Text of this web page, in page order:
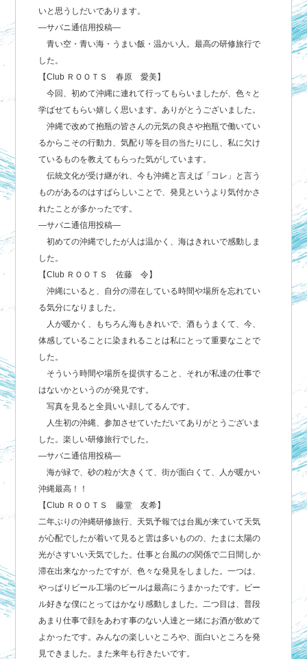
いと思うしだいであります。
―サバニ通信用投稿―
青い空・青い海・うまい飯・温かい人。最高の研修旅行で
した。
【Club ＲＯＯＴＳ 春原 愛美】
今回、初めて沖縄に連れて行ってもらいましたが、色々と
学ばせてもらい嬉しく思います。ありがとうございました。
沖縄で改めて抱瓶の皆さんの元気の良さや抱瓶で働いてい
るからこその行動力、気配り等を目の当たりにし、私に欠け
ているものを教えてもらった気がしています。
伝統文化が受け継がれ、今も沖縄と言えば「コレ」と言う
ものがあるのはすばらしいことで、発見というより気付かさ
れたことが多かったです。
―サバニ通信用投稿―
初めての沖縄でしたが人は温かく、海はきれいで感動しま
した。
【Club ＲＯＯＴＳ 佐藤 令】
沖縄にいると、自分の滞在している時間や場所を忘れてい
る気分になりました。
人が暖かく、もちろん海もきれいで、酒もうまくて、今、
体感していることに染まれることは私にとって重要なことで
した。
そういう時間や場所を提供すること、それが私達の仕事で
はないかというのが発見です。
写真を見ると全員いい顔してるんです。
人生初の沖縄、参加させていただいてありがとうございま
した。楽しい研修旅行でした。
―サバニ通信用投稿―
海が緑で、砂の粒が大きくて、街が面白くて、人が暖かい
沖縄最高！！
【Club ＲＯＯＴＳ 藤堂 友希】
二年ぶりの沖縄研修旅行、天気予報では台風が来ていて天気
が心配でしたが着いて見ると雲は多いものの、たまに太陽の
光がさすいい天気でした。仕事と台風のの関係で二日間しか
滞在出来なかったですが、色々な発見をしました。一つは、
やっぱりビール工場のビールは最高にうまかったです。ビー
ル好きな僕にとってはかなり感動しました。二つ目は、普段
あまり仕事で顔をあわす事のない人達と一緒にお酒が飲めて
よかったです。みんなの楽しいところや、面白いところを発
見できました。また来年も行きたいです。